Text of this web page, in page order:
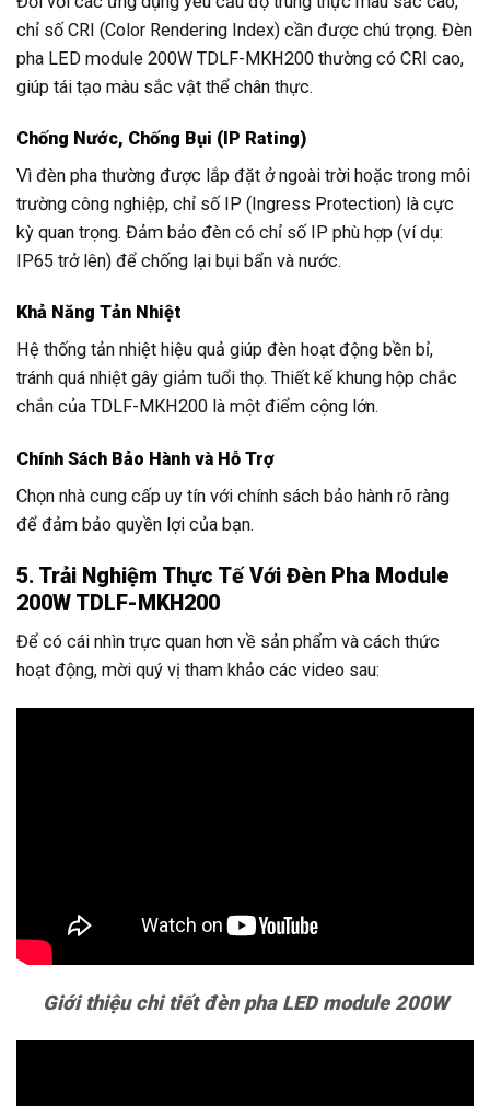
chỉ số CRI (Color Rendering Index) cần được chú trọng. Đèn
pha LED module 200W TDLF-MKH200 thường có CRI cao,
giúp tái tạo màu sắc vật thể chân thực.
Chống Nước, Chống Bụi (IP Rating)
Vì đèn pha thường được lắp đặt ở ngoài trời hoặc trong môi
trường công nghiệp, chỉ số IP (Ingress Protection) là cực
kỳ quan trọng. Đảm bảo đèn có chỉ số IP phù hợp (ví dụ:
IP65 trở lên) để chống lại bụi bẩn và nước.
Khả Năng Tản Nhiệt
Hệ thống tản nhiệt hiệu quả giúp đèn hoạt động bền bỉ,
tránh quá nhiệt gây giảm tuổi thọ. Thiết kế khung hộp chắc
chắn của TDLF-MKH200 là một điểm cộng lớn.
Chính Sách Bảo Hành và Hỗ Trợ
Chọn nhà cung cấp uy tín với chính sách bảo hành rõ ràng
để đảm bảo quyền lợi của bạn.
5. Trải Nghiệm Thực Tế Với Đèn Pha Module
200W TDLF-MKH200
Để có cái nhìn trực quan hơn về sản phẩm và cách thức
hoạt động, mời quý vị tham khảo các video sau:
Giới thiệu chi tiết đèn pha LED module 200W